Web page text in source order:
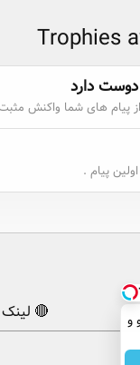
و
Trophies
دارد
پیام های شما واکنش
پیام .
🔴